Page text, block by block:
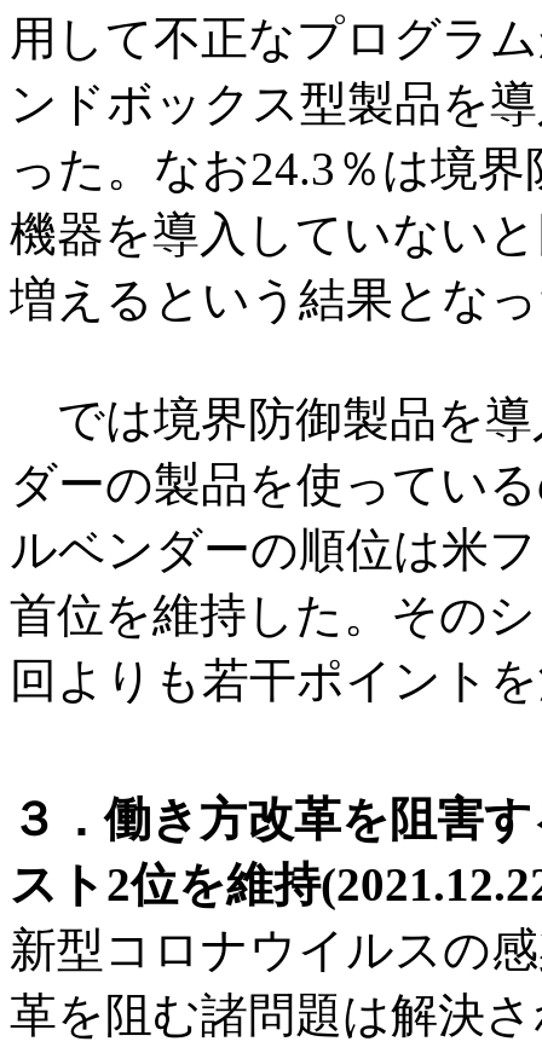
用して不正なプログラ
ンドボックス型製品を
った。なお24.3％は境
機器を導入していない
増えるという結果とな
では境界防御製品を
ダーの製品を使ってい
ルベンダーの順位は米
首位を維持した。その
回よりも若干ポイント
３．働き方改革を阻害
スト2位を維持
新型コロナウイルスの
革を阻む諸問題は解決